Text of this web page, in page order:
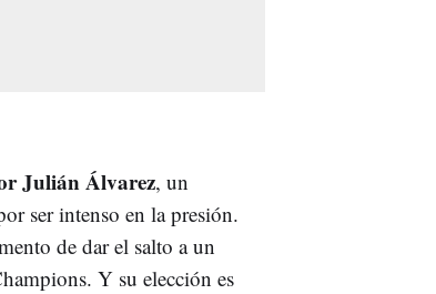
Julián Álvarez, un
ser intenso en la presión.
de dar el salto a un
Y su elección es